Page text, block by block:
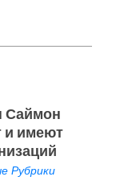
Саймон
и имеют
Рубрики